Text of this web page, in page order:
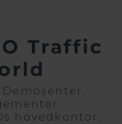
Magyar
Greece
Italy
Spain
Traffic
hovedkontor.